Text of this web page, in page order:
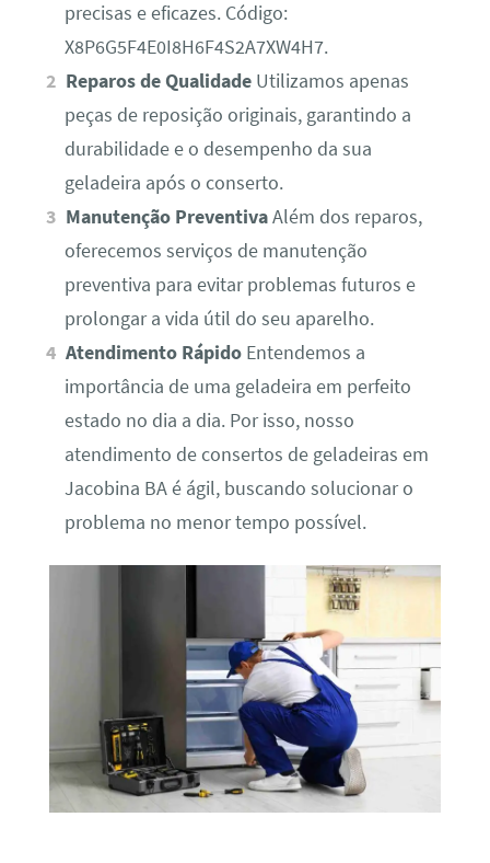
precisas e eficazes. Código:
X8P6G5F4E0I8H6F4S2A7XW4H7.
Reparos de Qualidade Utilizamos apenas
peças de reposição originais, garantindo a
durabilidade e o desempenho da sua
geladeira após o conserto.
Manutenção PreventivaAlém dos reparos,
oferecemos serviços de manutenção
preventiva para evitar problemas futuros e
prolongar a vida útil do seu aparelho.
Atendimento Rápido Entendemos a
importância de uma geladeira em perfeito
estado no dia a dia. Por isso, nosso
atendimento de consertos de geladeiras em
Jacobina BA é ágil, buscando solucionar o
problema no menor tempo possível.